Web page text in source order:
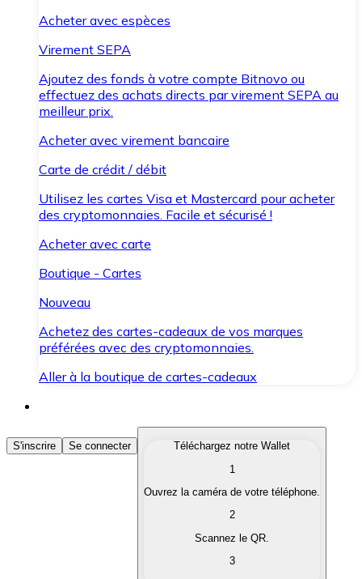
Acheter avec espèces
Virement SEPA
Ajoutez des fonds à votre compte Bitnovo ou
effectuez des achats directs par virement SEPA au
meilleur prix.
Acheter avec virement bancaire
Carte de crédit / débit
Utilisez les cartes Visa et Mastercard pour acheter
des cryptomonnaies. Facile et sécurisé !
Acheter avec carte
Boutique - Cartes
Nouveau
Achetez des cartes-cadeaux de vos marques
préférées avec des cryptomonnaies.
Aller à la boutique de cartes-cadeaux
Acheter des Cryptomonnaies
Achetez les cryptomonnaies qui vous intéressent
Convertissez vos cryptomonnaies en monnaie
S'inscrire Se connecter
Téléchargez notre Wallet
1
Ouvrez la caméra de votre téléphone.
2
Scannez le QR.
3